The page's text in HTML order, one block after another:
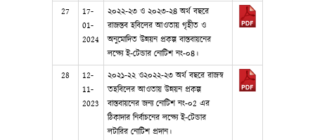
27
17-
01-
2024
২০২২-২৩ ও ২০২৩-২৪ অর্থ বছরে
রাজস্তব হবিলের আওতায় গৃহীত ও
অনুমোদিত উন্নয়ন প্রকল্প বাস্তবায়নের
লক্ষ্যে ই-টেন্ডার নোটিশ নং-০৪।
28
12-
11-
2023
২০২১-২২ ও২০২২-২৩ অর্থ বছরে রাজস্ব
তহবিলের আওতায় উন্নয়ন প্রকল্প
বাস্তবায়নের জন্য নোটিশ নং-০2 এর
ঠিকাদার নির্বাচনের লক্ষ্যে ই-টেন্ডার
লটারির নোটিশ প্রদান।